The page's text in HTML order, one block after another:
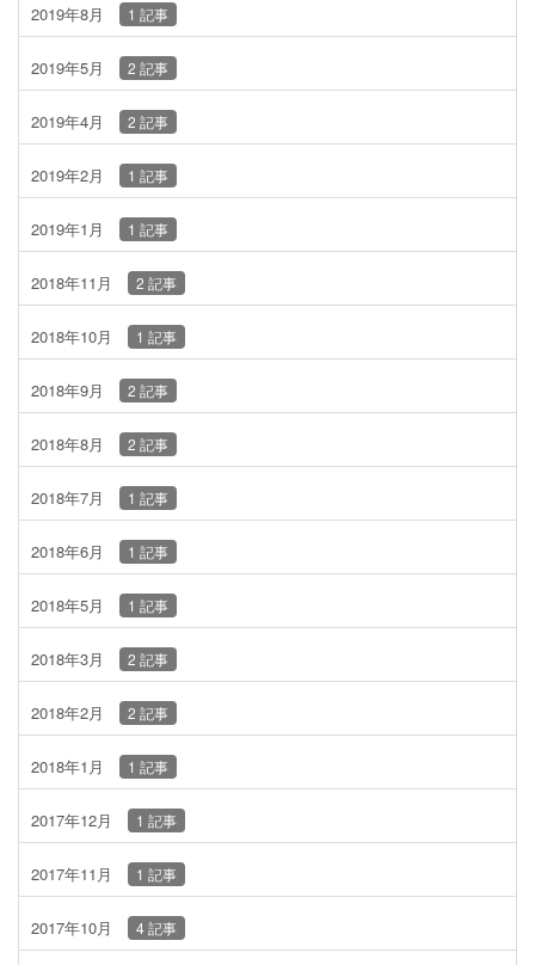
2019年8月 1 記事
2019年5月 2 記事
2019年4月 2 記事
2019年2月 1 記事
2019年1月 1 記事
2018年11月 2 記事
2018年10月 1 記事
2018年9月 2 記事
2018年8月 2 記事
2018年7月 1 記事
2018年6月 1 記事
2018年5月 1 記事
2018年3月 2 記事
2018年2月 2 記事
2018年1月 1 記事
2017年12月 1 記事
2017年11月 1 記事
2017年10月 4 記事